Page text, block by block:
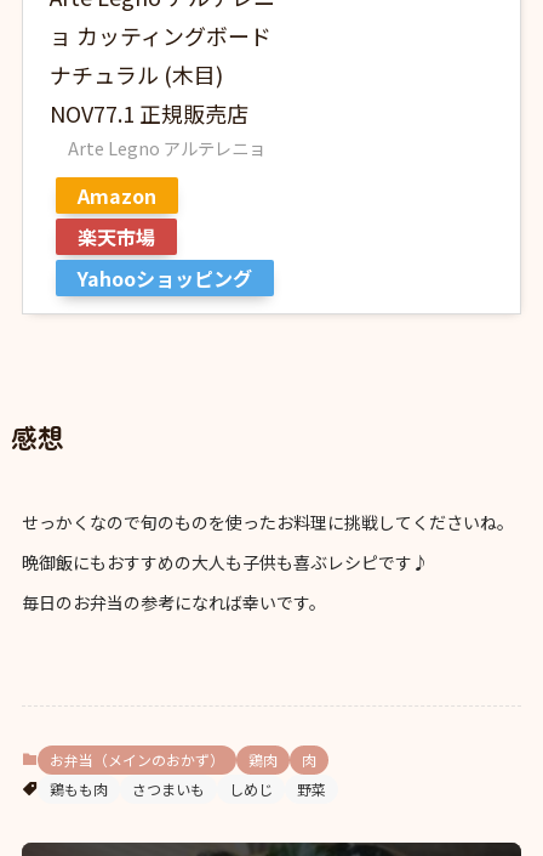
ョ カッティングボード
ナチュラル (木目)
NOV77.1 正規販売店
Arte Legno アルテレニョ
Amazon
楽天市場
Yahooショッピング
感想
せっかくなので旬のものを使ったお料理に挑戦してくださいね。
晩御飯にもおすすめの大人も子供も喜ぶレシピです♪
毎日のお弁当の参考になれば幸いです。
お弁当（メインのおかず） 鶏肉
肉
鶏もも肉
さつまいも しめじ 野菜